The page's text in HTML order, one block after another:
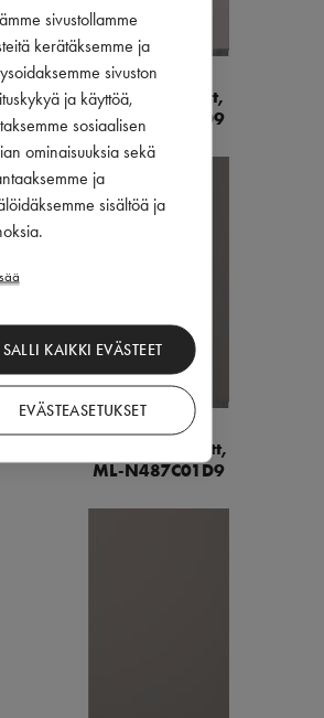
sivustollamme
kerätäksemme ja
sivuston
ja käyttöä,
sosiaalisen
ominaisuuksia sekä
ja
sisältöä ja
SALLI KAIKKI EVÄSTEET
EVÄSTEASETUKSET
Cashmere Matt,
ML-H483C01D9
Fossil grey matt,
ML-N487C01D9